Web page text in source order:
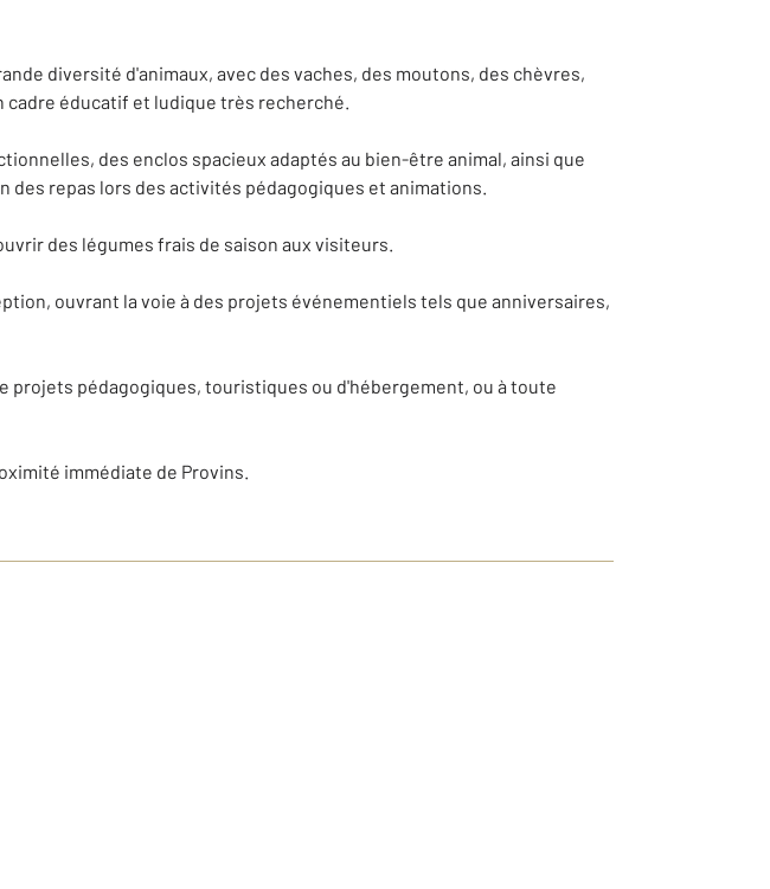
diversité d'animaux, avec des vaches, des moutons, des chèvres,
cadre éducatif et ludique très recherché.
des enclos spacieux adaptés au bien-être animal, ainsi que
des repas lors des activités pédagogiques et animations.
des légumes frais de saison aux visiteurs.
ouvrant la voie à des projets événementiels tels que anniversaires,
projets pédagogiques, touristiques ou d'hébergement, ou à toute
immédiate de Provins.